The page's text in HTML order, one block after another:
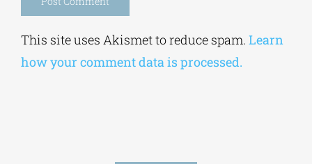
Alternative:
This site uses Akismet to reduce spam.